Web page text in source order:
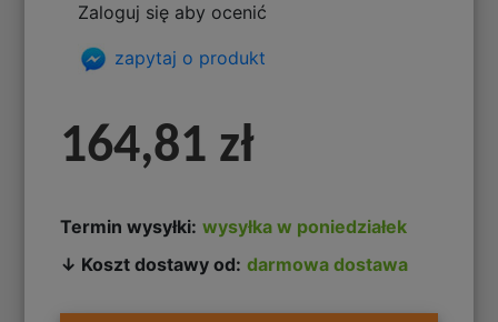
Zaloguj się aby ocenić
zapytaj o produkt
164,81 zł
Termin wysyłki: wysyłka w poniedziałek
↓ Koszt dostawy od: darmowa dostawa